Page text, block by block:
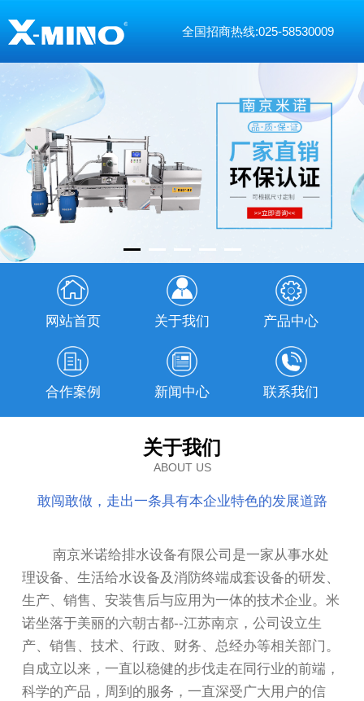
全国招商热线:025-58530009
网站首页 关于我们 产品中心
合作案例 新闻中心 联系我们
关于我们
ABOUT US
敢闯敢做，走出一条具有本企业特色的发展道路
南京米诺给排水设备有限公司是一家从事水处
理设备、生活给水设备及消防终端成套设备的研发、
生产、销售、安装售后与应用为一体的技术企业。米
诺坐落于美丽的六朝古都--江苏南京，公司设立生
产、销售、技术、行政、财务、总经办等相关部门。
自成立以来，一直以稳健的步伐走在同行业的前端，
科学的产品，周到的服务，一直深受广大用户的信